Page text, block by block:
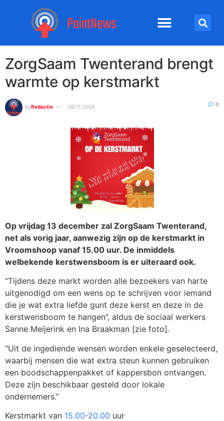
ZorgSaam Twenterand brengt
warmte op kerstmarkt
byRedactie 26/11/2024 0
Op vrijdag 13 december zal ZorgSaam Twenterand,
net als vorig jaar, aanwezig zijn op de kerstmarkt in
Vroomshoop vanaf 15.00 uur. De inmiddels
welbekende kerstwensboom is er uiteraard ook.
“Tijdens deze markt worden alle bezoekers van harte
uitgenodigd om een wens op te schrijven voor iemand
die je wat extra liefde gunt deze kerst en deze in de
kerstwensboom te hangen”, aldus de sociaal werkers
Sanne Meijerink en Ina Braakman [zie foto].
“Uit de ingediende wensen worden enkele geselecteerd,
waarbij mensen die wat extra steun kunnen gebruiken
een boodschappenpakket of kappersbon ontvangen.
Deze zijn beschikbaar gesteld door lokale
ondernemers.”
Kerstmarkt van 15.00-20.00 uur